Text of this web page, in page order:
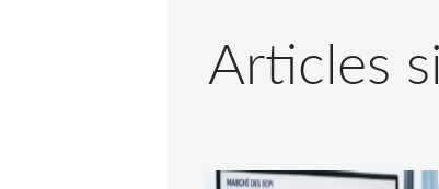
Articles